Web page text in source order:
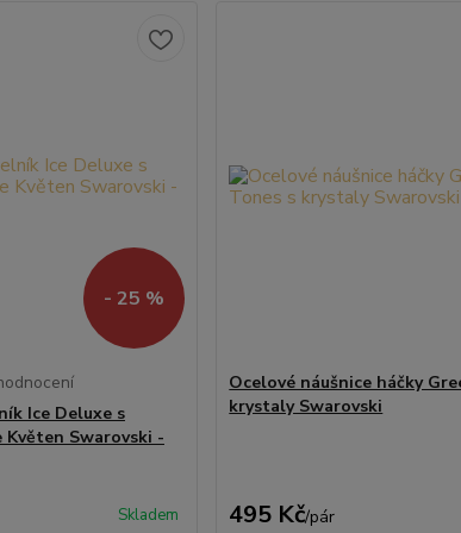
- 25 %
Ice Deluxe s
Květen Swarovski -
Skladem
Ocelové náušnice háčky
krystaly Swarovski
495 Kč/pár